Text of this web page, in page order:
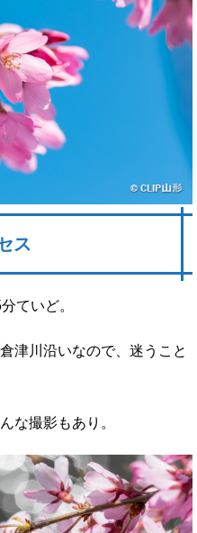
ス
ていど。
津川沿いなので、迷うこと
な撮影もあり。